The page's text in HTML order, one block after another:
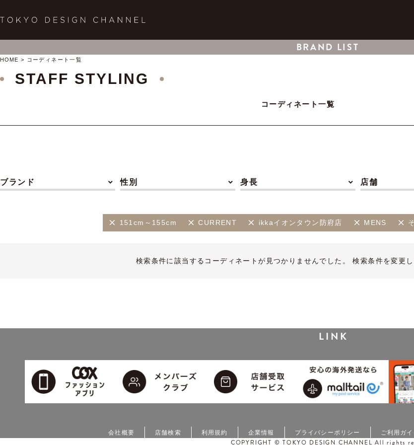
BRAND LIST
HOME コーディネート一覧
STAFF STYLING
コーディネート一覧
ブランド 性別 身長 店舗
151cm～155cm CURRENT ikkaイオンタウン防府店 MENS
検索条件に該当するコーディネートが見つかりませんでした。 検索条件を変更し
LINK
会社概要 店舗検索 利用規約 企業情報 プライバシーポリシー ご利用ガイ
COPYRIGHT © TOKYO DESIGN CHANNEL All rights